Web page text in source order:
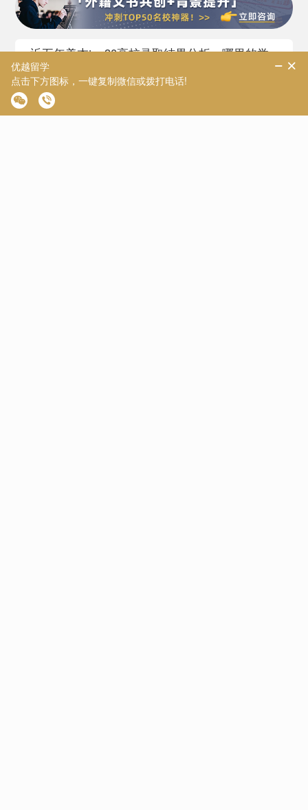
近五年美本top30高校录取结果分析，哪里的学
生更易斩获顶尖offer？
2025-09-12
【美国留学】申请美国Top30，SAT/ACT/GPA要